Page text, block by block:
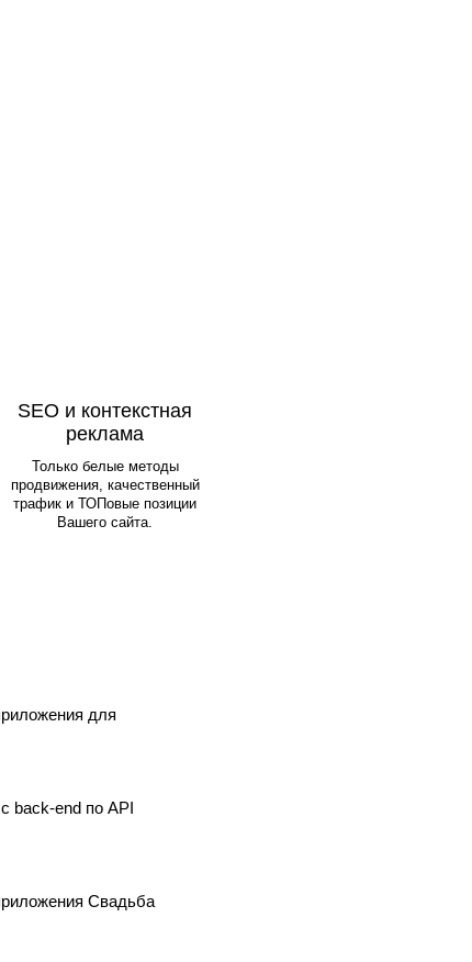
SEO и контекстная
реклама
Только белые методы
продвижения, качественный
трафик и ТОПовые позиции
Вашего сайта.
для
back-end по API
Свадьба